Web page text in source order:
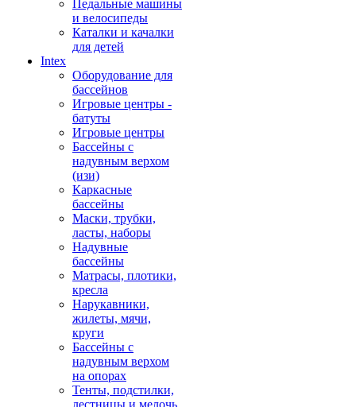
Педальные машины
и велосипеды
Каталки и качалки
для детей
Intex
Оборудование для
бассейнов
Игровые центры -
батуты
Игровые центры
Бассейны с
надувным верхом
(изи)
Каркасные
бассейны
Маски, трубки,
ласты, наборы
Надувные
бассейны
Матрасы, плотики,
кресла
Нарукавники,
жилеты, мячи,
круги
Бассейны с
надувным верхом
на опорах
Тенты, подстилки,
лестницы и мелочь